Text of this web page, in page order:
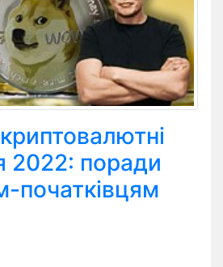
2022: поради
початківцям